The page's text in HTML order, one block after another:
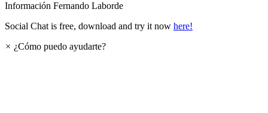
Información Fernando Laborde
Social Chat is free, download and try it now here!
× ¿Cómo puedo ayudarte?